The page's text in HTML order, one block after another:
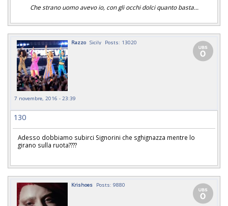
Che strano uomo avevo io, con gli occhi dolci quanto basta...
Razzo Sicily Posts: 13020
7 novembre, 2016 - 23:39
130
Adesso dobbiamo subirci Signorini che sghignazza mentre lo
girano sulla ruota????
Krishoes Posts: 9880